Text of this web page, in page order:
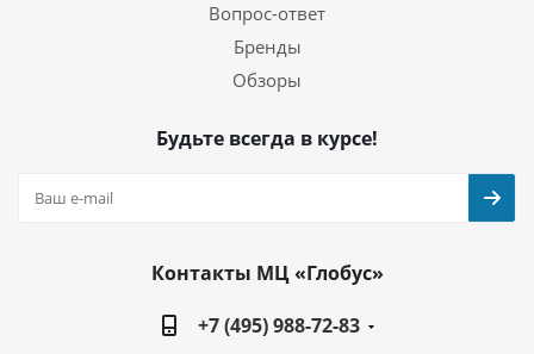
Вопрос-ответ
Бренды
Обзоры
Будьте всегда в курсе!
Контакты МЦ «Глобус»
+7 (495) 988-72-83